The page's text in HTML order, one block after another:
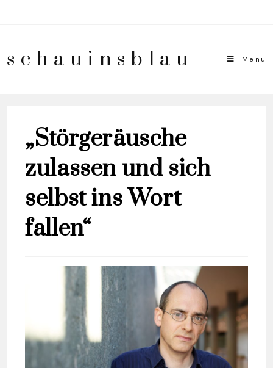
schauinsblau Menü
„Störgeräusche
zulassen und sich
selbst ins Wort
fallen“